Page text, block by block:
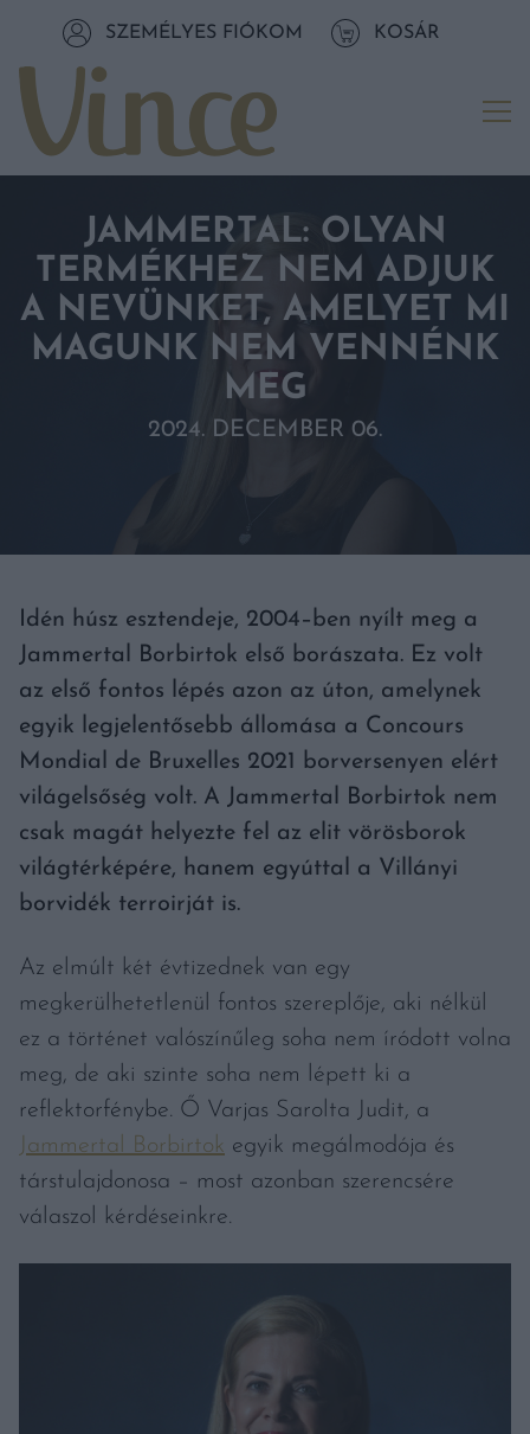
Tovább a tartalomhozSZEMÉLYES FIÓKOM KOSÁR
JAMMERTAL: OLYAN
TERMÉKHEZ NEM ADJUK
A NEVÜNKET, AMELYET MI
MAGUNK NEM VENNÉNK
MEG
2024. DECEMBER 06.
Idén húsz esztendeje, 2004–ben nyílt meg a
Jammertal Borbirtok első borászata. Ez volt
az első fontos lépés azon az úton, amelynek
egyik legjelentősebb állomása a Concours
Mondial de Bruxelles 2021 borversenyen elért
világelsőség volt. A Jammertal Borbirtok nem
csak magát helyezte fel az elit vörösborok
világtérképére, hanem egyúttal a Villányi
borvidék terroirját is.
Az elmúlt két évtizednek van egy
megkerülhetetlenül fontos szereplője, aki nélkül
ez a történet valószínűleg soha nem íródott volna
meg, de aki szinte soha nem lépett ki a
reflektorfénybe. Ő Varjas Sarolta Judit, a
Jammertal Borbirtok egyik megálmodója és
társtulajdonosa – most azonban szerencsére
válaszol kérdéseinkre.